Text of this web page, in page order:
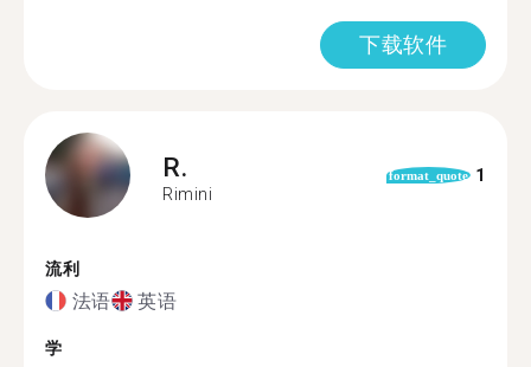
下载软件
R.
Rimini
format_quote 1
流利
法语 英语
学